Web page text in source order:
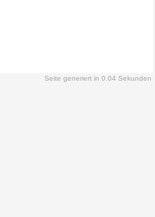
Seite generiert in 0.04 Sekunden